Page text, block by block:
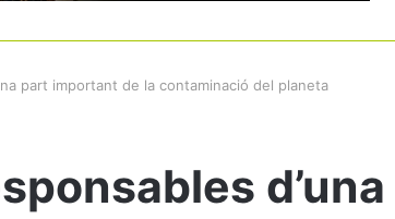
part important de la contaminació del planeta
d’una